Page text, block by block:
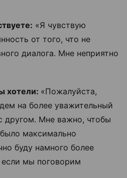
«Я чувствую
от того, что не
диалога. Мне неприятно
хотели: «Пожалуйста,
на более уважительный
другом. Мне важно, чтобы
максимально
буду намного более
если мы поговорим